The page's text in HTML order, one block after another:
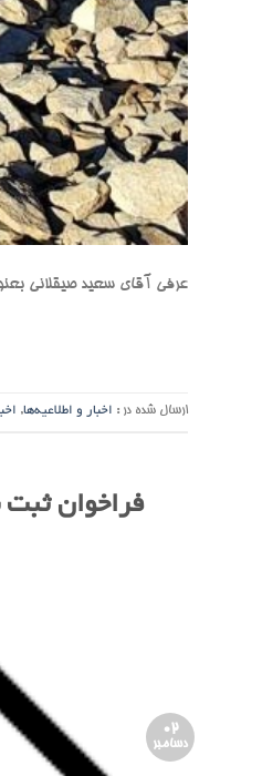
عرفی آقای سعید صیقلانی
ارسال شده در : اخبار و اطلاعیه‌ها,
02
دسامبر